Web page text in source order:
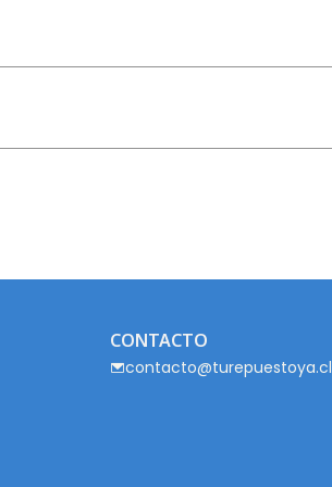
CONTACTO
contacto@turepuestoya.cl